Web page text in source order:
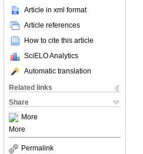
Article in xml format
Article references
How to cite this article
SciELO Analytics
Automatic translation
Related links
Share
More
More
Permalink